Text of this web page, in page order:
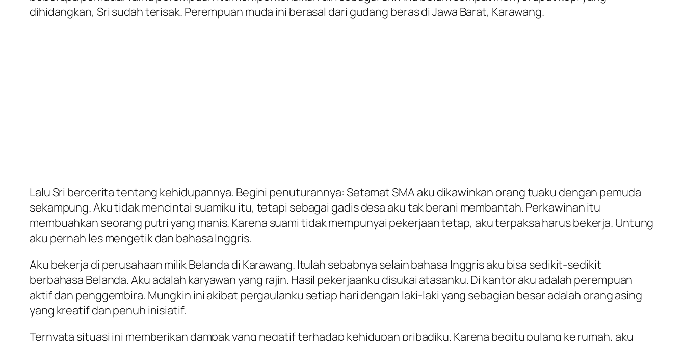
dihidangkan, Sri sudah terisak. Perempuan muda ini berasal dari gudang beras di Jawa Barat, Karawang.
Lalu Sri bercerita tentang kehidupannya. Begini penuturannya: Setamat SMA aku dikawinkan orang tuaku dengan pemuda
sekampung. Aku tidak mencintai suamiku itu, tetapi sebagai gadis desa aku tak berani membantah. Perkawinan itu
membuahkan seorang putri yang manis. Karena suami tidak mempunyai pekerjaan tetap, aku terpaksa harus bekerja. Untung
aku pernah les mengetik dan bahasa Inggris.
Aku bekerja di perusahaan milik Belanda di Karawang. Itulah sebabnya selain bahasa Inggris aku bisa sedikit-sedikit
berbahasa Belanda. Aku adalah karyawan yang rajin. Hasil pekerjaanku disukai atasanku. Di kantor aku adalah perempuan
aktif dan penggembira. Mungkin ini akibat pergaulanku setiap hari dengan laki-laki yang sebagian besar adalah orang asing
yang kreatif dan penuh inisiatif.
Ternyata situasi ini memberikan dampak yang negatif terhadap kehidupan pribadiku. Karena begitu pulang ke rumah, aku